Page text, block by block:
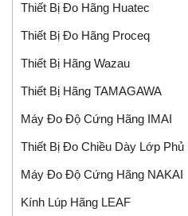
Thiết Bị Đo Hãng Huatec
Thiết Bị Đo Hãng Proceq
Thiết Bị Hãng Wazau
Thiết Bị Hãng TAMAGAWA
Máy Đo Độ Cứng Hãng IMAI
Thiết Bị Đo Chiều Dày Lớp Phủ
Máy Đo Độ Cứng Hãng NAKAI
Kính Lúp Hãng LEAF